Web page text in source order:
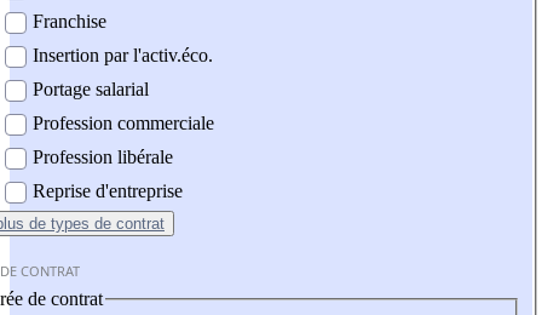
Franchise
Insertion par l'activ.éco.
Portage salarial
Profession commerciale
Profession libérale
Reprise d'entreprise
de types de contrat
CONTRAT
de contrat